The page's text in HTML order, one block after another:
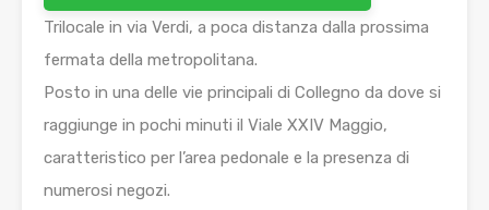
Trilocale in via Verdi, a poca distanza dalla prossima
fermata della metropolitana.
Posto in una delle vie principali di Collegno da dove si
raggiunge in pochi minuti il Viale XXIV Maggio,
caratteristico per l’area pedonale e la presenza di
numerosi negozi.